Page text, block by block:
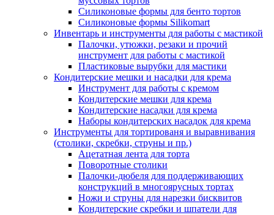
Силиконовые формы для бенто тортов
Силиконовые формы Silikomart
Инвентарь и инструменты для работы с мастикой
Палочки, утюжки, резаки и прочий
инструмент для работы с мастикой
Пластиковые вырубки для мастики
Кондитерские мешки и насадки для крема
Инструмент для работы с кремом
Кондитерские мешки для крема
Кондитерские насадки для крема
Наборы кондитерских насадок для крема
Инструменты для тортированя и выравнивания
(столики, скребки, струны и пр.)
Ацетатная лента для торта
Поворотные столики
Палочки-дюбеля для поддерживающих
конструкций в многоярусных тортах
Ножи и струны для нарезки бисквитов
Кондитерские скребки и шпатели для